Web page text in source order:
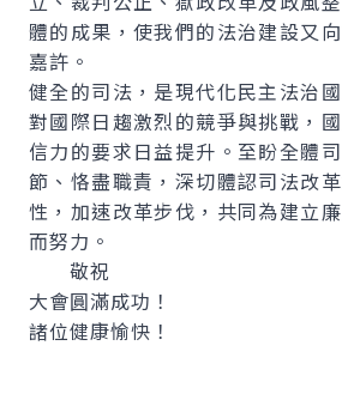
體的成果，使我們的法治建設又
嘉許。
健全的司法，是現代化民主法治
對國際日趨激烈的競爭與挑戰，
信力的要求日益提升。至盼全體
節、恪盡職責，深切體認司法改
性，加速改革步伐，共同為建立
而努力。
敬祝
大會圓滿成功！
諸位健康愉快！